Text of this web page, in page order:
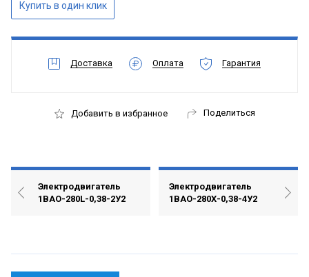
Доставка Оплата Гарантия
Добавить в избранное Поделиться
Электродвигатель
1ВАО-280L-0,38-2У2
Электродвигатель
1ВАО-280Х-0,38-4У2